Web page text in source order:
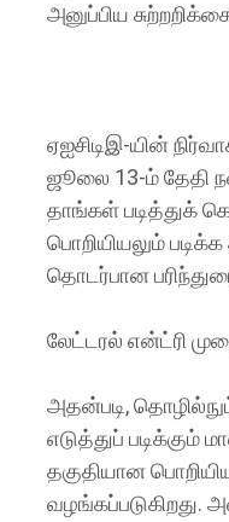
அனுப்பிய
ஏஐசிடிஇ-யின்
ஜூலை 13-ம் தேதி
தாங்கள் படித்துக்
பொறியியலும்
தொடர்பான
லேட்டரல் என்ட்ரி
அதன்படி,
எடுத்துப்
தகுதியான
வழங்கப்படுகிறது.